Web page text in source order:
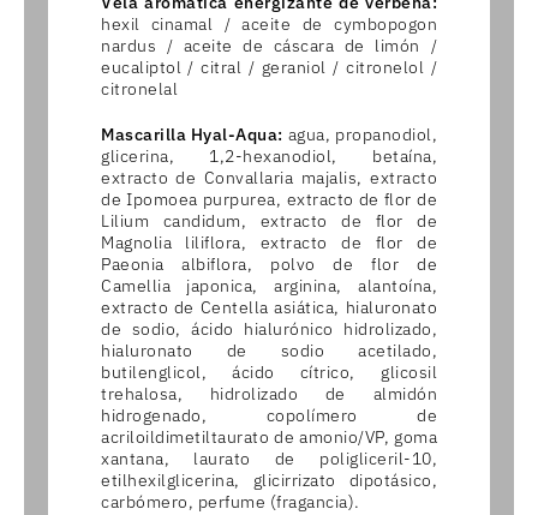
hexil cinamal / aceite de cymbopogon
nardus / aceite de cáscara de limón /
eucaliptol / citral / geraniol / citronelol /
citronelal
Mascarilla Hyal-Aqua: agua, propanodiol,
glicerina, 1,2-hexanodiol, betaína,
extracto de Convallaria majalis, extracto
de Ipomoea purpurea, extracto de flor de
Lilium candidum, extracto de flor de
Magnolia liliflora, extracto de flor de
Paeonia albiflora, polvo de flor de
Camellia japonica, arginina, alantoína,
extracto de Centella asiática, hialuronato
de sodio, ácido hialurónico hidrolizado,
hialuronato de sodio acetilado,
butilenglicol, ácido cítrico, glicosil
trehalosa, hidrolizado de almidón
hidrogenado, copolímero de
acriloildimetiltaurato de amonio/VP, goma
xantana, laurato de poligliceril-10,
etilhexilglicerina, glicirrizato dipotásico,
carbómero, perfume (fragancia).